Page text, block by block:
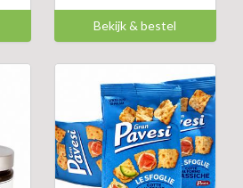
Bekijk & bestel